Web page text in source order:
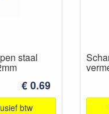
staal
€ 0.69
btw